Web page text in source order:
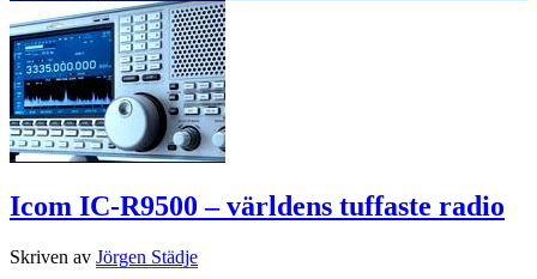
Icom IC-R9500 – världens tuffaste radio
Skriven av Jörgen Städje